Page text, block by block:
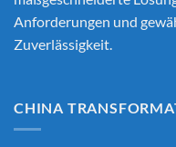
Anforderungen und
Zuverlässigkeit.
CHINA